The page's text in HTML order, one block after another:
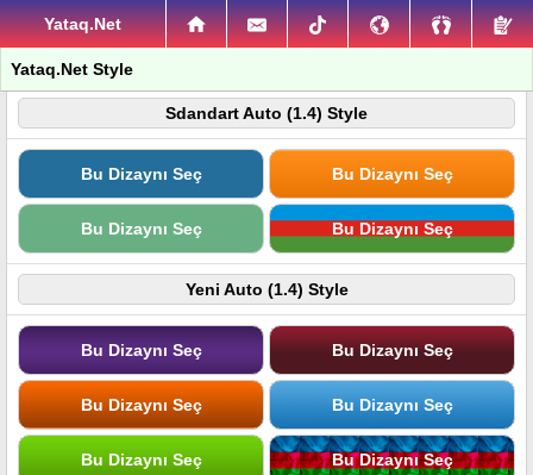
Yataq.Net
Yataq.Net Style
Sdandart Auto (1.4) Style
Bu Dizaynı Seç Bu Dizaynı Seç
Bu Dizaynı Seç Bu Dizaynı Seç
Yeni Auto (1.4) Style
Bu Dizaynı Seç Bu Dizaynı Seç
Bu Dizaynı Seç Bu Dizaynı Seç
Bu Dizaynı Seç Bu Dizaynı Seç